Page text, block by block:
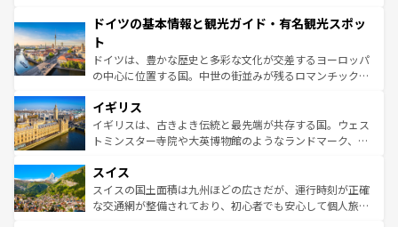
せる。地方によって風土や気候が異なるスペインはその個
ンテンツ一覧 を参照してほしい。
で、幅広い魅力が詰まっている。華麗な宮殿、歴史的な大
聖堂、美しいビーチ、そして豊かな自然が、訪れる者を心
から魅了する。また、フランスは美食の国としても知ら
れ、フランス料理はユネスコ無形文化遺産にも登録されて
香り高いラベンダー畑など、多彩な楽しみ方が可能だ。さ
らに、パリ以外の地域にも魅力が溢れており、どの街角に
も豊かな歴史と文化が息づいている。パリ以外の個性あふ
を参照してほしい。
ドイツの基本情報と観光ガイド・有名観光スポッ
ト
ドイツは、豊かな歴史と多彩な文化が交差するヨーロッパ
の中心に位置する国。中世の街並みが残るロマンチック街
顔を持つこの国は、どこを歩いても飽きることがない。ベ
ルリンの文化的活気、バイエルン州のアルプスの絶景、そ
してライン川沿いのワイン畑といった風景は必見。ビール
は、お酒好きな人にはぜひ体験してほしい。 なお、新着の
ドイツ情報はコンテンツ一覧を参照してほしい。
イギリス
イギリスは、古きよき伝統と最先端が共存する国。ウェス
トミンスター寺院や大英博物館のようなランドマーク、歴
リアごとに異なる魅力がある。また、優雅なアフタヌーン
ティー、ビール好きにはたまらない英国パブ、サッカー観
戦など、本場だからこそできる体験も豊富。イギリスを旅
スイス
スイスの国土面積は九州ほどの広さだが、運行時刻が正確
な交通網が整備されており、初心者でも安心して個人旅行